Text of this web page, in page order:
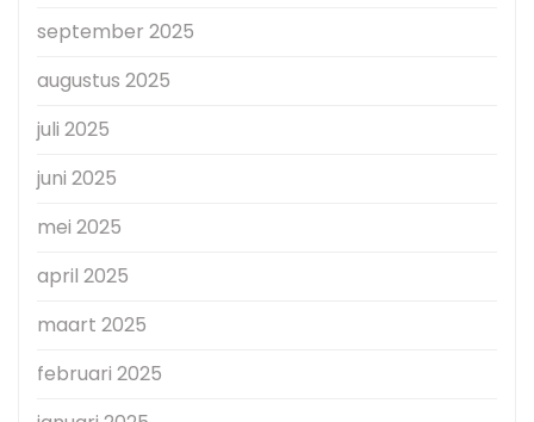
september 2025
augustus 2025
juli 2025
juni 2025
mei 2025
april 2025
maart 2025
februari 2025